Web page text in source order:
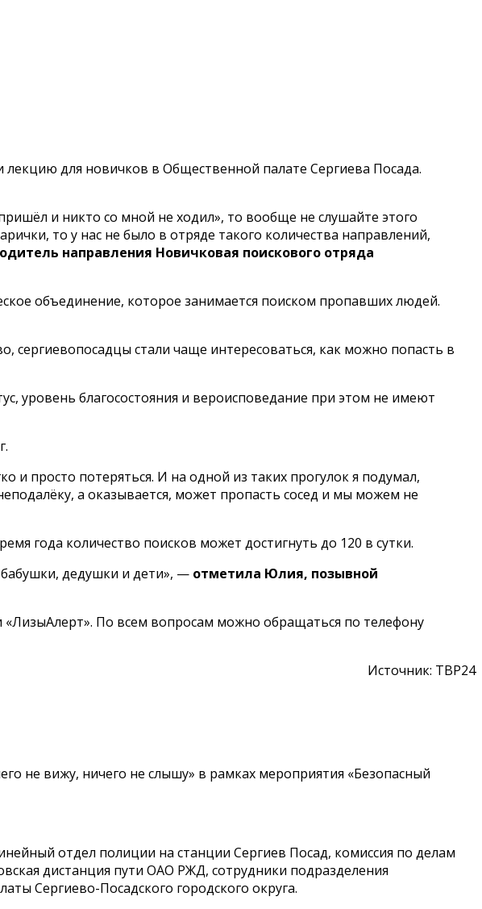
для новичков в Общественной палате Сергиева Посада.
и никто со мной не ходил», то вообще не слушайте этого
то у нас не было в отряде такого количества направлений,
направления Новичковая поискового отряда
объединение, которое занимается поиском пропавших людей.
сергиевопосадцы стали чаще интересоваться, как можно попасть в
уровень благосостояния и вероисповедание при этом не имеют
и просто потеряться. И на одной из таких прогулок я подумал,
а оказывается, может пропасть сосед и мы можем не
года количество поисков может достигнуть до 120 в сутки.
бабушки, дедушки и дети», — отметила Юлия, позывной
По всем вопросам можно обращаться по телефону
Источник: ТВР24
не вижу, ничего не слышу» в рамках мероприятия «Безопасный
отдел полиции на станции Сергиев Посад, комиссия по делам
дистанция пути ОАО РЖД, сотрудники подразделения
Сергиево-Посадского городского округа.